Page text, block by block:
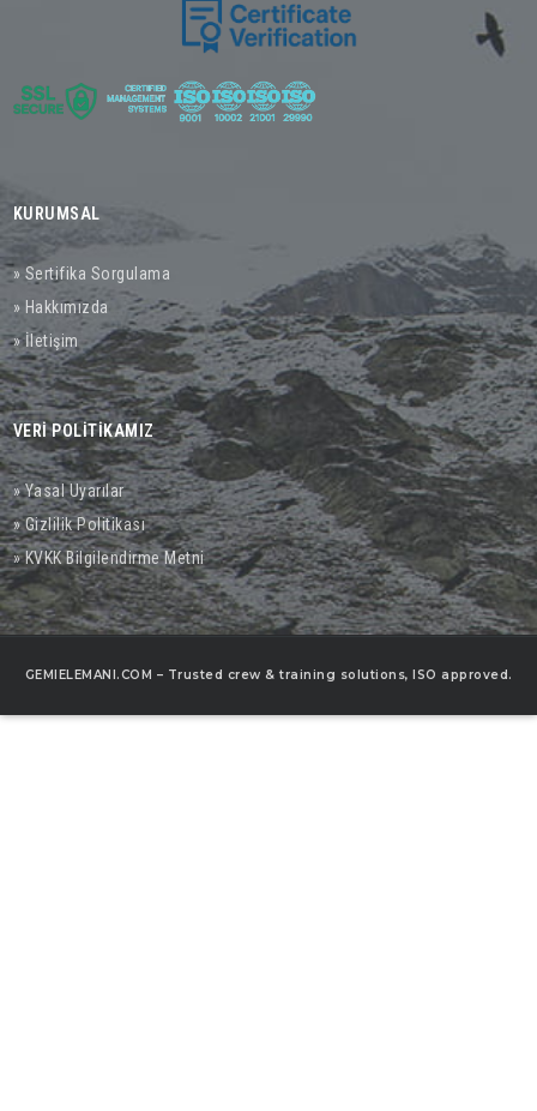
KURUMSAL
» Sertifika Sorgulama
» Hakkımızda
» İletişim
VERİ POLİTİKAMIZ
» Yasal Uyarılar
» Gizlilik Politikası
» KVKK Bilgilendirme Metni
GEMIELEMANI.COM – Trusted crew & training solutions, ISO approved.